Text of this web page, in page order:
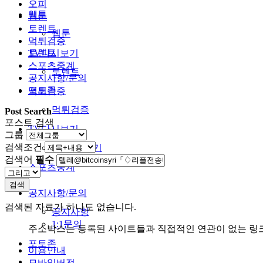
웹툰
웹툰
토렌트
토렌트
먹튀검증
먹튀검증
TV다시보기
TV다시보기
스포츠중계
공지사항/문의
공지사항
1:1문의
포토존
오피
웹툰
토렌트
먹튀검증
TV다시보기
스포츠중계
공지사항/문의
포토존
Post Search
포스트 검색
그룹
검색조건
검색어 필수
검색
검색된 자료가 하나도 없습니다.
주소박스는 등록된 사이트들과 직접적인 연관이 없는 링
이용안내